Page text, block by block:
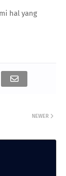
hal yang
NEWER